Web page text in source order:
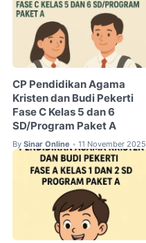
CP Pendidikan Agama
Kristen dan Budi Pekerti
Fase C Kelas 5 dan 6
SD/Program Paket A
By Sinar Online • 11 November 2025